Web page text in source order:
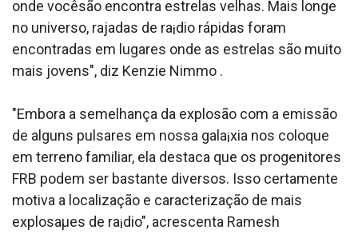
onde vocêsão encontra estrelas velhas. Mais longe
no universo, rajadas de ra¡dio rápidas foram
encontradas em lugares onde as estrelas são muito
mais jovens", diz Kenzie Nimmo .
"Embora a semelhança da explosão com a emissão
de alguns pulsares em nossa gala¡xia nos coloque
em terreno familiar, ela destaca que os progenitores
FRB podem ser bastante diversos. Isso certamente
motiva a localização e caracterização de mais
explosaµes de ra¡dio", acrescenta Ramesh